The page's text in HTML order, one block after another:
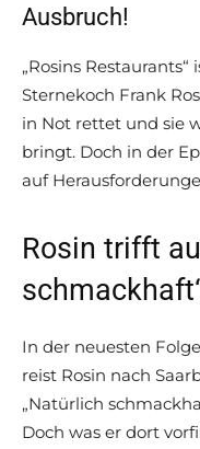
Ausbruch!
„Rosins
Sternekoch Frank
in Not rettet und sie
bringt. Doch in der
auf
Rosin trifft
In der neuesten
reist Rosin nach
„Natürlich
Doch was er dort